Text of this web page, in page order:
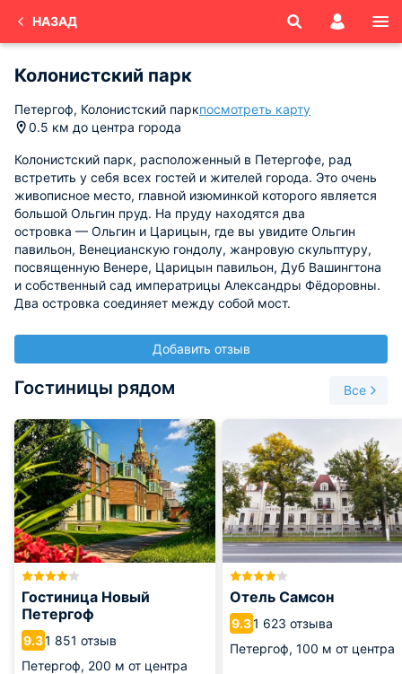
НАЗАД
Колонистский парк
Петергоф, Колонистский паркпосмотреть карту
0.5 км до центра города
Колонистский парк, расположенный в Петергофе, рад
встретить у себя всех гостей и жителей города. Это очень
живописное место, главной изюминкой которого является
большой Ольгин пруд. На пруду находятся два
островка — Ольгин и Царицын, где вы увидите Ольгин
павильон, Венецианскую гондолу, жанровую скульптуру,
посвященную Венере, Царицын павильон, Дуб Вашингтона
и собственный сад императрицы Александры Фёдоровны.
Два островка соединяет между собой мост.
Добавить отзыв
Гостиницы рядом Все
Гостиница Новый
Петергоф
9.31 851 отзыв
Петергоф, 200 м от центра
Отель Самсон
9.31 623 отзыва
Петергоф, 100 м от центра